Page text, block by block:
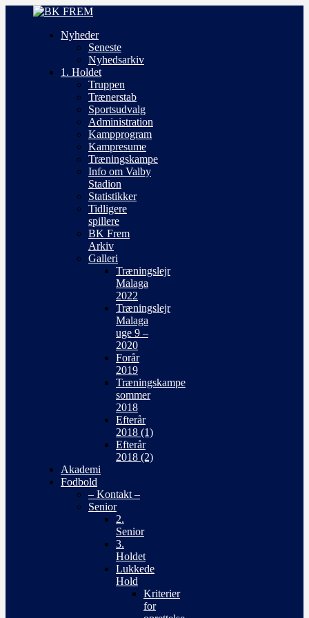
Nyheder
Seneste
Nyhedsarkiv
1. Holdet
Truppen
Trænerstab
Sportsudvalg
Administration
Kampprogram
Kampresume
Træningskampe
Info om Valby
Stadion
Statistikker
Tidligere
spillere
BK Frem
Arkiv
Galleri
Træningslejr
Malaga
2022
Træningslejr
Malaga
uge 9 –
2020
Forår
2019
Træningskampe
sommer
2018
Efterår
2018 (1)
Efterår
2018 (2)
Akademi
Fodbold
– Kontakt –
Senior
2.
Senior
3.
Holdet
Lukkede
Hold
Kriterier
for